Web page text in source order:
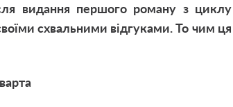
видання першого роману з циклу
схвальними відгуками. То чим ця